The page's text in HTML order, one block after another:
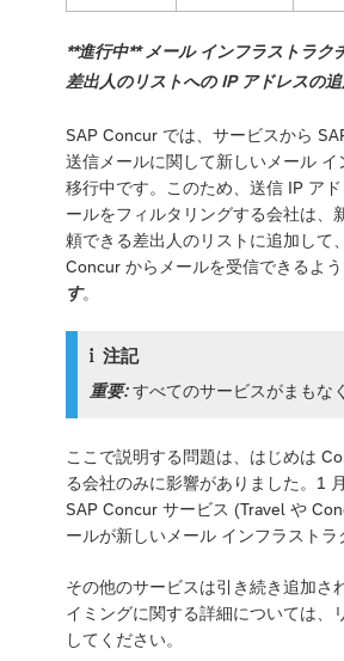
**進行中** メール インフラストラク
差出人のリストへの IP アドレスの
SAP Concur では、サービスから
送信メールに関して新しいメール イ
移行中です。このため、送信 IP ア
ールをフィルタリングする会社は、
頼できる差出人のリストに追加して
Concur からメールを受信できるよ
す。
注記
重要:すべてのサービスがまもな
ここで説明する問題は、はじめは
る会社のみに影響がありました。1
SAP Concur サービス (Travel や
ールが新しいメール インフラストラ
その他のサービスは引き続き追加さ
イミングに関する詳細については、
してください。